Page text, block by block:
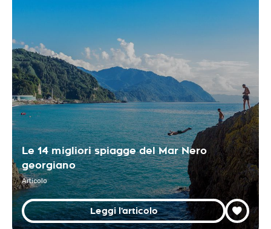
Le 14 migliori spiagge del Mar Nero
georgiano
Articolo
Leggi l'articolo